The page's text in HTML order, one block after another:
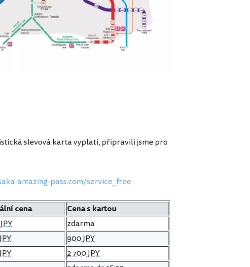
slevová karta vyplatí, připravili jsme pro
amazing-pass.com/service_free
cena
Cena s kartou
zdarma
900 JPY
2 700 JPY